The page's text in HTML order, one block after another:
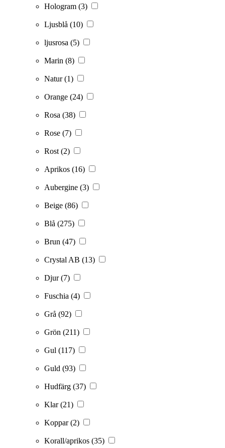
Hologram (3)
Ljusblå (10)
ljusrosa (5)
Marin (8)
Natur(1)
Orange (24)
Rosa (38)
Rose (7)
Rost (2)
Aprikos (16)
Aubergine (3)
Beige (86)
Blå (275)
Brun (47)
Crystal AB (13)
Djur(7)
Fuschia (4)
Grå (92)
Grön (211)
Gul (117)
Guld (93)
Hudfärg (37)
Klar(21)
Koppar(2)
Korall/aprikos (35)